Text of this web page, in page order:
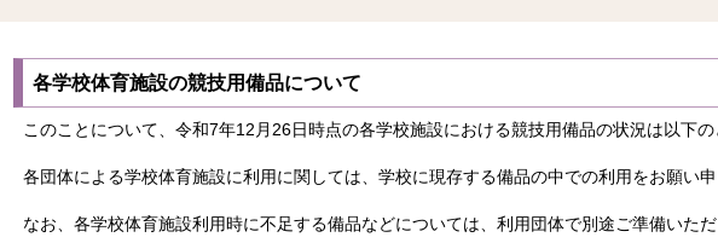
各学校体育施設の競技用備品について
このことについて、令和7年12月26日時点の各学校施設における競技用備品の状況は以下の
各団体による学校体育施設に利用に関しては、学校に現存する備品の中での利用をお願い申
なお、各学校体育施設利用時に不足する備品などについては、利用団体で別途ご準備いた